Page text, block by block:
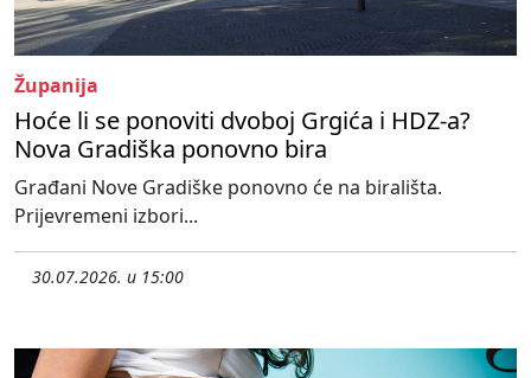
Županija
Hoće li se ponoviti dvoboj Grgića i HDZ-a?
Nova Gradiška ponovno bira
Građani Nove Gradiške ponovno će na birališta.
Prijevremeni izbori...
30.07.2026. u 15:00